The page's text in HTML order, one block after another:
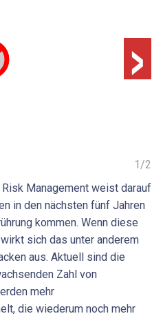
›
1 /2
Management weist darauf
in den nächsten fünf Jahren
kommen. Wenn diese
sich das unter anderem
aus. Aktuell sind die
Zahl von
mehr
die wiederum noch mehr